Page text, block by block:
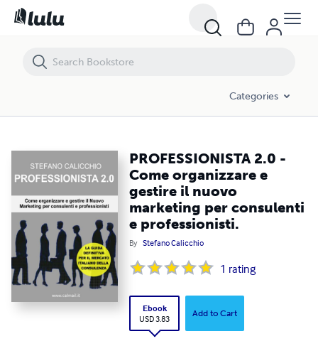
Categories
PROFESSIONISTA 2.0 -
Come organizzare e
gestire il nuovo
marketing per consulenti
e professionisti.
By Stefano Calicchio
1 rating
Ebook
USD 3.83
Add to Cart
PROFESSIONISTA 2.0 - Come organizzare e gestire il nuovo